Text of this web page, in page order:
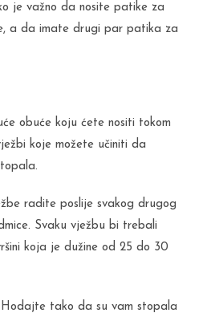
je važno da nosite patike za
a da imate drugi par patika za
obuće koju ćete nositi tokom
koje možete učiniti da
radite poslije svakog drugog
Svaku vježbu bi trebali
koja je dužine od 25 do 30
Hodajte tako da su vam stopala